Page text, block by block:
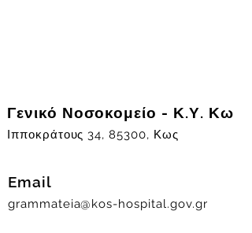
Γενικό Νοσοκομείο - Κ.Υ. Κω
Ιπποκράτους 34, 85300, Κως
Email
grammateia@kos-hospital.gov.gr